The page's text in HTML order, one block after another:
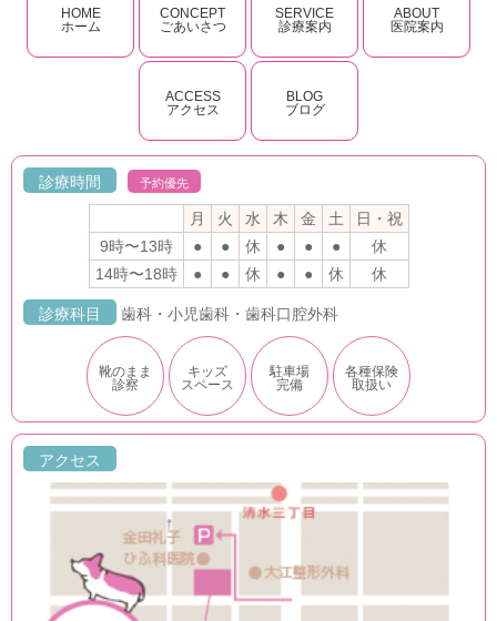
HOME
ホーム
CONCEPT
ごあいさつ
SERVICE
診療案内
ABOUT
医院案内
ACCESS
アクセス
BLOG
ブログ
診療時間 予約優先
月 火 水 木 金 土
日・祝
9時〜13時
● ● 休 ● ● ●
休
14時〜18時
● ● 休 ● ● 休 休
診療科目 歯科・小児歯科・歯科口腔外科
靴のまま
診察
キッズ
スペース
駐車場
完備
各種保険
取扱い
アクセス